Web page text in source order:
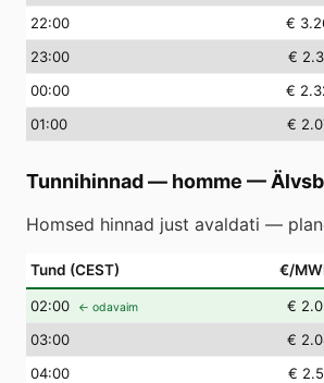
22:00 €
23:00 €
00:00 €
01:00 €
Tunnihinnad — homme —
Homsed hinnad just avaldati —
Tund (CEST) €/
02:00 ← odavaim €
03:00 €
04:00 €